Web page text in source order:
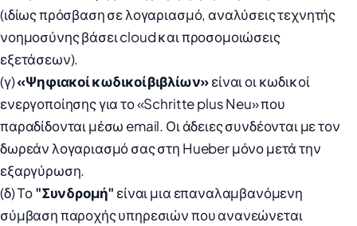
(ιδίως πρόσβαση σε λογαριασμό, αναλύσεις τεχνητής
νοημοσύνης βάσει cloud και προσομοιώσεις
εξετάσεων).
(γ)«Ψηφιακοί κωδικοί βιβλίων»είναι οι κωδικοί
ενεργοποίησης για το «Schritte plus Neu» που
παραδίδονται μέσω email. Οι άδειες συνδέονται με τον
δωρεάν λογαριασμό σας στη Hueber μόνο μετά την
εξαργύρωση.
(δ) Το"Συνδρομή" είναι μια επαναλαμβανόμενη
σύμβαση παροχής υπηρεσιών που ανανεώνεται